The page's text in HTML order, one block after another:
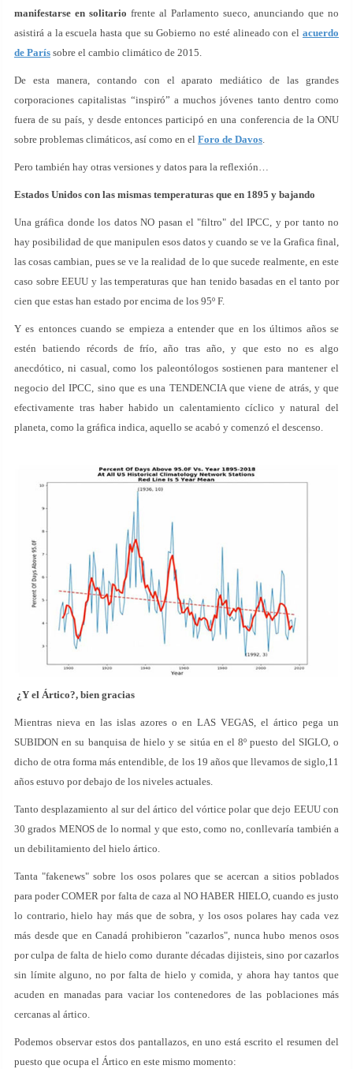
manifestarse en solitario frente al Parlamento sueco, anunciando que no
asistirá a la escuela hasta que su Gobierno no esté alineado con el acuerdo
de París sobre el cambio climático de 2015.
De esta manera, contando con el aparato mediático de las grandes
corporaciones capitalistas “inspiró” a muchos jóvenes tanto dentro como
fuera de su país, y desde entonces participó en una conferencia de la ONU
sobre problemas climáticos, así como en el Foro de Davos
Pero también hay otras versiones y datos para la reflexión…
Estados Unidos con las mismas temperaturas que en 1895 y bajando
Una gráfica donde los datos NO pasan el "filtro" del IPCC, y por tanto no
hay posibilidad de que manipulen esos datos y cuando se ve la Grafica final,
las cosas cambian, pues se ve la realidad de lo que sucede realmente, en este
caso sobre EEUU y las temperaturas que han tenido basadas en el tanto por
cien que estas han estado por encima de los 95º F.
Y es entonces cuando se empieza a entender que en los últimos años se
estén batiendo récords de frío, año tras año, y que esto no es algo
anecdótico, ni casual, como los paleontólogos sostienen para mantener el
negocio del IPCC, sino que es una TENDENCIA que viene de atrás, y que
efectivamente tras haber habido un calentamiento cíclico y natural del
planeta, como la gráfica indica, aquello se acabó y comenzó el descenso.
¿Y el Ártico?, bien gracias
Mientras nieva en las islas azores o en LAS VEGAS, el ártico pega un
SUBIDON en su banquisa de hielo y se sitúa en el 8º puesto del SIGLO, o
dicho de otra forma más entendible, de los 19 años que llevamos de siglo,11
años estuvo por debajo de los niveles actuales.
Tanto desplazamiento al sur del ártico del vórtice polar que dejo EEUU con
30 grados MENOS de lo normal y que esto, como no, conllevaría también a
un debilitamiento del hielo ártico.
Tanta "fakenews" sobre los osos polares que se acercan a sitios poblados
para poder COMER por falta de caza al NO HABER HIELO, cuando es justo
lo contrario, hielo hay más que de sobra, y los osos polares hay cada vez
más desde que en Canadá prohibieron "cazarlos", nunca hubo menos osos
por culpa de falta de hielo como durante décadas dijisteis, sino por cazarlos
sin límite alguno, no por falta de hielo y comida, y ahora hay tantos que
acuden en manadas para vaciar los contenedores de las poblaciones más
cercanas al ártico.
Podemos observar estos dos pantallazos, en uno está escrito el resumen del
puesto que ocupa el Ártico en este mismo momento: